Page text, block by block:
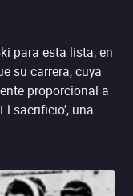
para esta lista, en
su carrera, cuya
proporcional a
sacrificio’, una
en
Mundial.
y el fin
intelectual hace